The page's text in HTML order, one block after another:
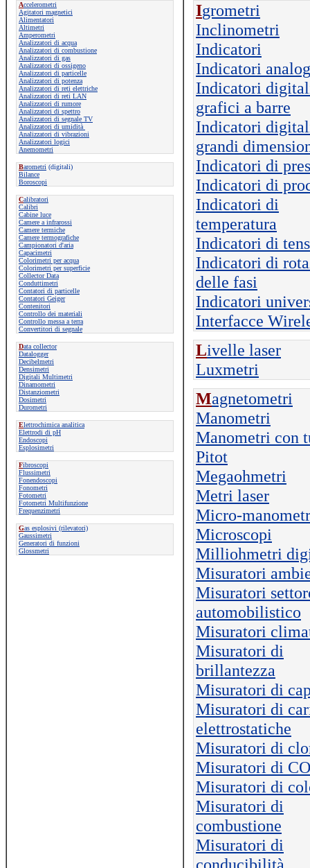
Accelerometri
Agitatori magnetici
Alimentatori
Altimetri
Amperometri
Analizzatori di acqua
Analizzatori di combustione
Analizzatori di gas
Analizzatori di ossigeno
Analizzatori di particelle
Analizzatori di potenza
Analizzatori di reti elettriche
Analizzatori di reti LAN
Analizzatori di rumore
Analizzatori di spettro
Analizzatori di segnale TV
Analizzatori di umidità
Analizzatori di vibrazioni
Analizzatori logici
Anemometri
Barometri (digitali)
Bilance
Boroscopi
Calibratori
Calibri
Cabine luce
Camere a infrarossi
Camere termiche
Camere termografiche
Campionatori d'aria
Capacimetri
Colorimetri per acqua
Colorimetri per superficie
Collector Data
Conduttimetri
Contatori di particelle
Contatori Geiger
Contenitori
Controllo dei materiali
Controllo messa a terra
Convertitori di segnale
Data collector
Datalogger
Decibelmetri
Densimetri
Digitali Multimetri
Dinamometri
Distanziometri
Dosimetri
Durometri
Elettrochimica analitica
Elettrodi di pH
Endoscopi
Esplosimetri
Fibroscopi
Flussimetri
Fonendoscopi
Fonometri
Fotometri
Fotometri Multifunzione
Frequenzimetri
Gas esplosivi (rilevatori)
Gaussimetri
Generatori di funzioni
Glossmetri
Igrometri
Inclinometri
Indicatori
Indicatori
Indicatori
grafici a barre
Indicatori
grandi
Indicatori di
Indicatori di
Indicatori di
temperatura
Indicatori di
Indicatori di
delle fasi
Indicatori
Interfacce
Livelle laser
Luxmetri
Magnetometri
Manometri
Manometri con
Pitot
Megaohmetri
Metri laser
Micro-
Microscopi
Milliohmetri
Misuratori
Misuratori
automobilistico
Misuratori
Misuratori di
brillantezza
Misuratori di
Misuratori di
elettrostatiche
Misuratori di
Misuratori di
Misuratori di
Misuratori di
combustione
Misuratori di
conducibilità